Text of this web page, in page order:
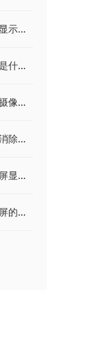
网卡驱动装不上怎么办？无线网卡显示驱动未安装成功
鼠标不管用了怎么办？鼠标移不动是什么原因？
迈德克斯摄像头怎么用？迈德克斯摄像头驱动特色
耳机有回声该怎样处理？最简单的消除手机回音的方法
待机图片怎么设置？自定义手机息屏显示图案教程
电脑突然蓝屏怎么办？处理电脑蓝屏的正确方法